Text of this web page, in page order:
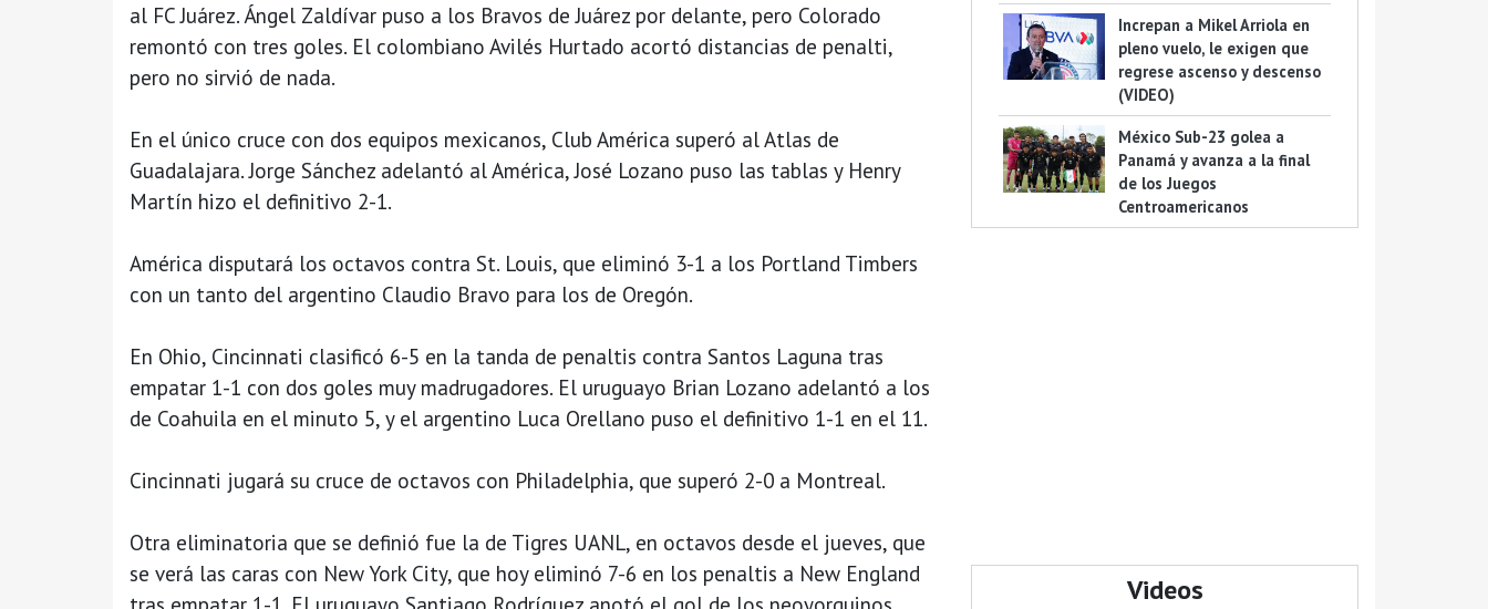
al FC Juárez. Ángel Zaldívar puso a los Bravos de Juárez por delante, pero Colorado
remontó con tres goles. El colombiano Avilés Hurtado acortó distancias de penalti,
pero no sirvió de nada.
En el único cruce con dos equipos mexicanos, Club América superó al Atlas de
Guadalajara. Jorge Sánchez adelantó al América, José Lozano puso las tablas y Henry
Martín hizo el definitivo 2-1.
América disputará los octavos contra St. Louis, que eliminó 3-1 a los Portland Timbers
con un tanto del argentino Claudio Bravo para los de Oregón.
En Ohio, Cincinnati clasificó 6-5 en la tanda de penaltis contra Santos Laguna tras
empatar 1-1 con dos goles muy madrugadores. El uruguayo Brian Lozano adelantó a los
de Coahuila en el minuto 5, y el argentino Luca Orellano puso el definitivo 1-1 en el 11.
Cincinnati jugará su cruce de octavos con Philadelphia, que superó 2-0 a Montreal.
Otra eliminatoria que se definió fue la de Tigres UANL, en octavos desde el jueves, que
se verá las caras con New York City, que hoy eliminó 7-6 en los penaltis a New England
Increpan a Mikel Arriola en
pleno vuelo, le exigen que
regrese ascenso y descenso
(VIDEO)
México Sub-23 golea a
Panamá y avanza a la final
de los Juegos
Centroamericanos
Videos